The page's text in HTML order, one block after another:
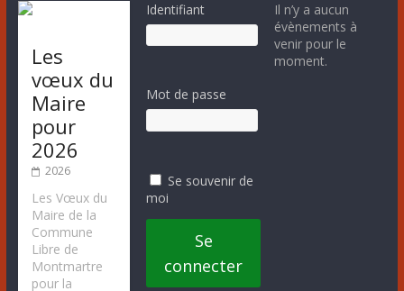
Les
vœux du
Maire
pour
2026
2026
Les Vœux du
Maire de la
Commune
Libre de
Montmartre
pour la
Identifiant
Mot de passe
Se souvenir de
moi
Se
connecter
Il n’y a aucun
évènements à
venir pour le
moment.